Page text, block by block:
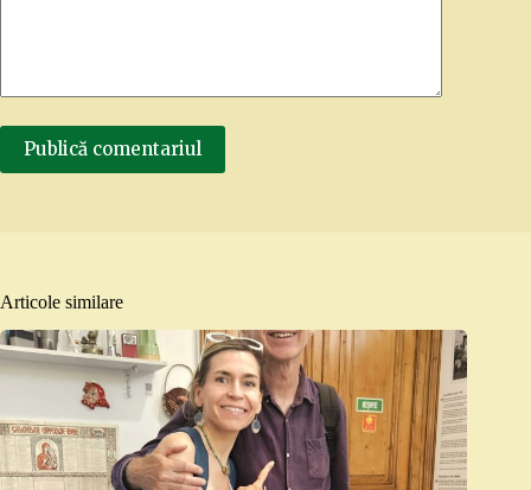
Publică comentariul
Articole similare